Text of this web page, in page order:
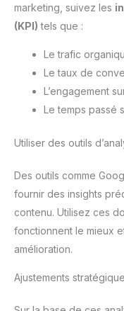
marketing, suivez les
(KPI) tels que :
Le trafic
Le taux de
L’engagement
Le temps passé
Utiliser des outils
Des outils comme
fournir des insights
contenu. Utilisez ces
fonctionnent le mieux
amélioration.
Ajustements